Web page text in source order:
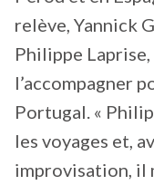
relève, Yannick
Philippe
l’accompagner
Portugal. «
les voyages et,
improvisation, il